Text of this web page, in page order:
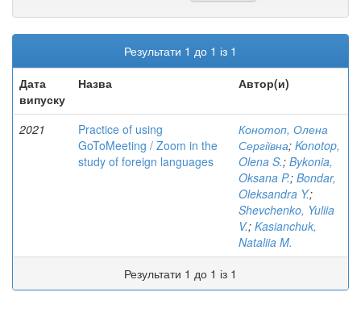
Результати 1 до 1 із 1
Дата
випуску
Назва Автор(и)
2021
Practice of using
GoToMeeting / Zoom in the
study of foreign languages
Конотоп, Олена
Сергіївна; Konotop,
Olena S.; Bykonia,
Oksana P.; Bondar,
Oleksandra Y.;
Shevchenko, Yuliia
V.; Kasianchuk,
Nataliia M.
Результати 1 до 1 із 1